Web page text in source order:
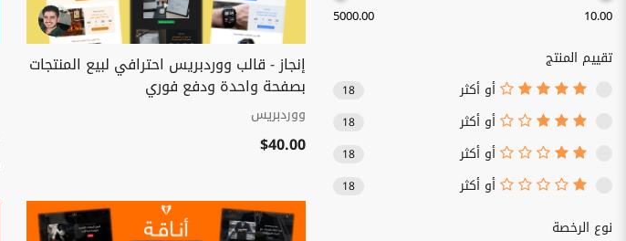
10.00
5000.00
تقييم المنتج
أو أكثر
18
أو أكثر 18
أو أكثر 18
أو أكثر 18
نوع الرخصة
إنجاز - قالب ووردبريس احترافي لبيع المنتجات
بصفحة واحدة ودفع فوري
ووردبريس
$40.00